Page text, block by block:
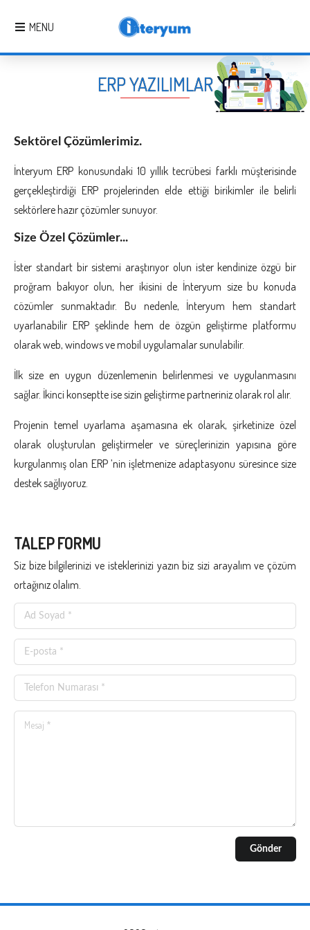
MENU
ERP YAZILIMLAR
Sektörel Çözümlerimiz.
İnteryum ERP konusundaki 10 yıllık tecrübesi farklı müşterisinde
gerçekleştirdiği ERP projelerinden elde ettiği birikimler ile belirli
sektörlere hazır çözümler sunuyor.
Size Özel Çözümler...
İster standart bir sistemi araştırıyor olun ister kendinize özgü bir
proğram bakıyor olun, her ikisini de İnteryum size bu konuda
cözümler sunmaktadır. Bu nedenle, İnteryum hem standart
uyarlanabilir ERP şeklinde hem de özgün geliştirme platformu
olarak web, windows ve mobil uygulamalar sunulabilir.
İlk size en uygun düzenlemenin belirlenmesi ve uygulanmasını
sağlar. İkinci konseptte ise sizin geliştirme partneriniz olarak rol alır.
Projenin temel uyarlama aşamasına ek olarak, şirketinize özel
olarak oluşturulan geliştirmeler ve süreçlerinizin yapısına göre
kurgulanmış olan ERP ’nin işletmenize adaptasyonu süresince size
destek sağlıyoruz.
TALEP FORMU
Siz bize bilgilerinizi ve isteklerinizi yazın biz sizi arayalım ve çözüm
ortağınız olalım.
Gönder